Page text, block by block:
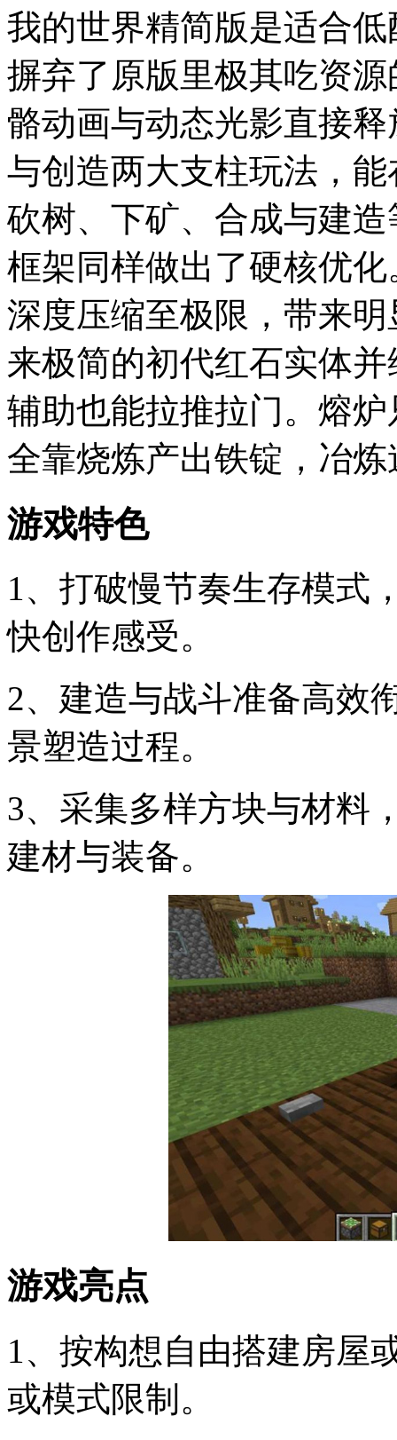
我的世界精简版是适合
摒弃了原版里极其吃资
骼动画与动态光影直接
与创造两大支柱玩法，
砍树、下矿、合成与建
框架同样做出了硬核优
深度压缩至极限，带来
来极简的初代红石实体
辅助也能拉推拉门。熔
全靠烧炼产出铁锭，冶
游戏特色
1、打破慢节奏生存模式
快创作感受。
2、建造与战斗准备高效
景塑造过程。
3、采集多样方块与材料
建材与装备。
游戏亮点
1、按构想自由搭建房屋
或模式限制。